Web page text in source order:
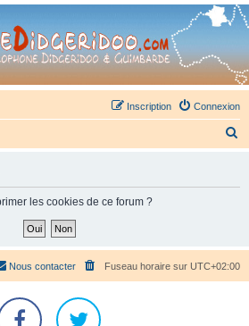
Didgeridoo - retrouvez la communauté.
Connexion
Inscription
c
h
les cookies de ce forum ?
Fuseau horaire sur UTC+02:00
Nous contacter